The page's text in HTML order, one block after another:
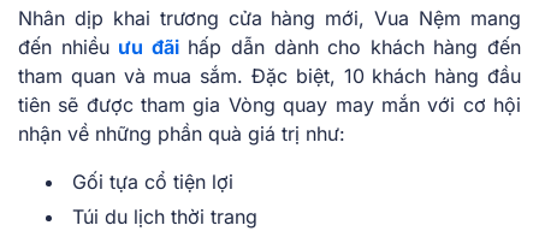
Nhân dịp khai trương cửa hàng mới, Vua Nệm mang
đến nhiều ưu đãihấp dẫn dành cho khách hàng đến
tham quan và mua sắm. Đặc biệt, 10 khách hàng đầu
tiên sẽ được tham gia Vòng quay may mắn với cơ hội
nhận về những phần quà giá trị như:
Gối tựa cổ tiện lợi
Túi du lịch thời trang